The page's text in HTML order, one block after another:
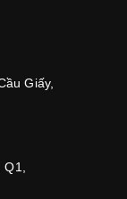
Giấy,